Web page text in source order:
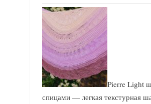
Pierre Light
спицами — легкая текстурная